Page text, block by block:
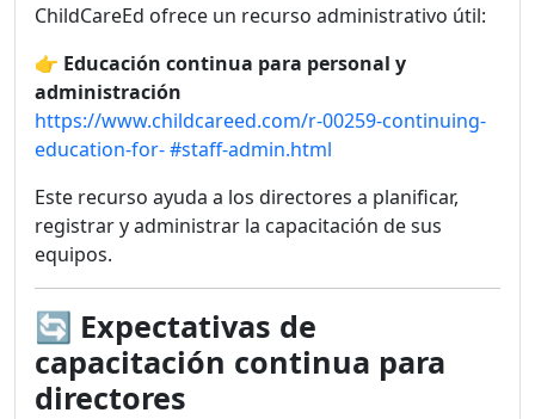
ChildCareEd ofrece un recurso administrativo útil:
👉 Educación continua para personal y
administración
https://www.childcareed.com/r-00259-continuing-
education-for-#staff-admin.html
Este recurso ayuda a los directores a planificar,
registrar y administrar la capacitación de sus
equipos.
🔄 Expectativas de
capacitación continua para
directores